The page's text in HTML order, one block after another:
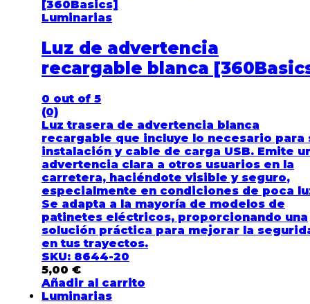
Luminarias
Luz de advertencia
recargable blanca
0 out of 5
(0)
Luz trasera de advertencia blanca
recargable que incluye lo necesario para
instalación y cable de carga USB. Emite
advertencia clara a otros usuarios en la
carretera, haciéndote visible y seguro,
especialmente en condiciones de poca
Se adapta a la mayoría de modelos de
patinetes eléctricos, proporcionando una
solución práctica para mejorar la
en tus trayectos.
SKU: 8644-20
5,00 €
Añadir al carrito
Luminarias